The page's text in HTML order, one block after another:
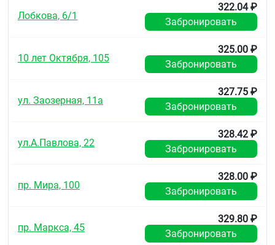
Лобкова, 6/1
322.04 ₽
Забронировать
10 лет Октября, 105
325.00 ₽
Забронировать
ул. Заозерная, 11а
327.75 ₽
Забронировать
ул.А.Павлова, 22
328.42 ₽
Забронировать
пр. Мира, 100
328.00 ₽
Забронировать
пр. Маркса, 45
329.80 ₽
Забронировать